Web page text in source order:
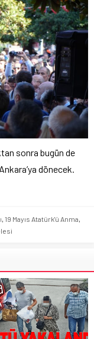
sonra bugün de
dönecek.
, 19 Mayıs Atatürk'ü Anma,